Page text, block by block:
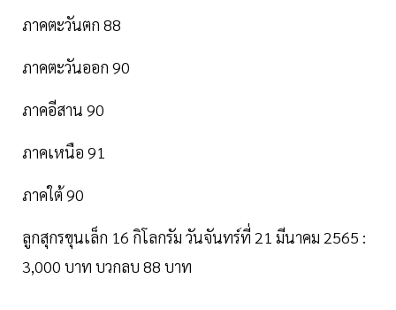
ภาคตะวันตก 88
ภาคตะวันออก 90
ภาคอีสาน 90
ภาคเหนือ 91
ภาคใต้ 90
ลูกสุกรขุนเล็ก 16 กิโลกรัม วันจันทร์ที่ 21 มีนาคม 2565 :
3,000 บาท บวกลบ 88 บาท